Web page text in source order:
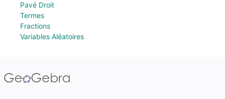
Pavé Droit
Termes
Fractions
Variables Aléatoires